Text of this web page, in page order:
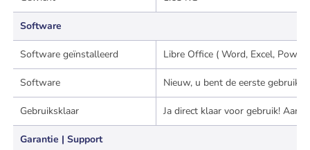
Software
Software geïnstalleerd Libre Office ( Word, Excel,
Software Nieuw, u bent de eerste
Gebruiksklaar Ja direct klaar voor gebruik!
Garantie | Support